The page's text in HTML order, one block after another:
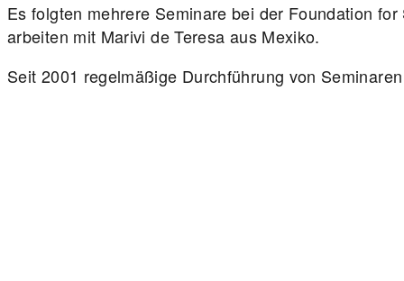
Es folgten mehrere Seminare bei der Foundation
arbeiten mit Marivi de Teresa aus Mexiko.
Seit 2001 regelmäßige Durchführung von